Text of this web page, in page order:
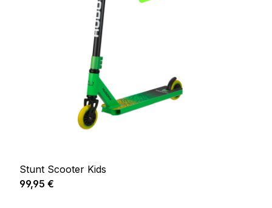
Stunt Scooter Kids
Prix régulier :
99,95 €